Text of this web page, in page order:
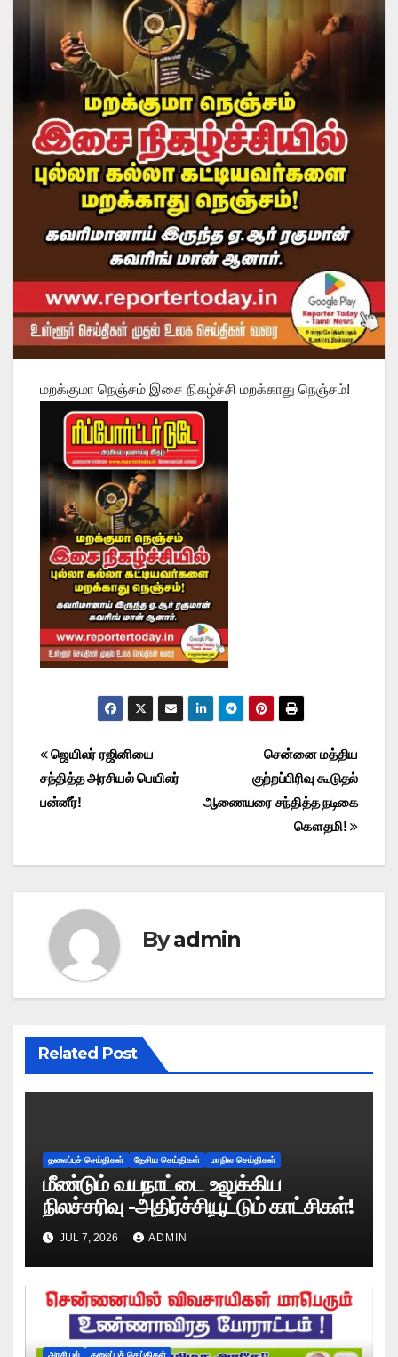
மறக்குமா நெஞ்சம் இசை நிகழ்ச்சி மறக்காது நெஞ்சம்!
Post
navigation
சென்னை மத்திய
குற்றப்பிரிவு கூடுதல்
ஆணையரை சந்தித்த நடிகை
கௌதமி!
ஜெயிலர் ரஜினியை
சந்தித்த அரசியல் பெயிலர்
பன்னீர்!
Byadmin
Related Post
தலைப்புச் செய்திகள் தேசிய செய்திகள் மாநில செய்திகள்
மீண்டும் வயநாட்டை உலுக்கிய
நிலச்சரிவு -அதிர்ச்சியூட்டும் காட்சிகள்!
JUL 7, 2026 ADMIN
அரசியல் தலைப்புச் செய்திகள்